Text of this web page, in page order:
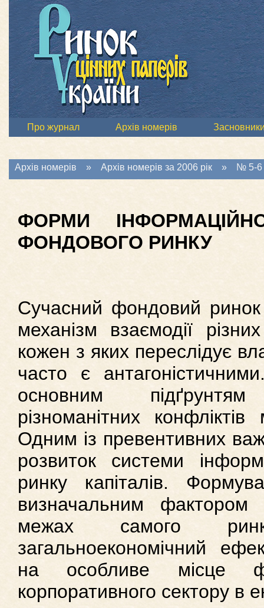
Про журнал Архів номерів
Архів номерів » Архів номерів за 2006 рік » № 5-6
ФОРМИ
ФОНДОВОГО РИНКУ
Сучасний фондовий
механізм взаємодії
кожен з яких переслідує
часто є
основним
різноманітних
Одним із превентивних
розвиток системи
ринку капіталів.
визначальним
межах самого
загальноекономічний
на особливе місце
корпоративного сектору в